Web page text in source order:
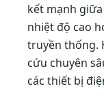
kết mạnh
nhiệt độ cao
truyền thống.
cứu chuyên
các thiết bị